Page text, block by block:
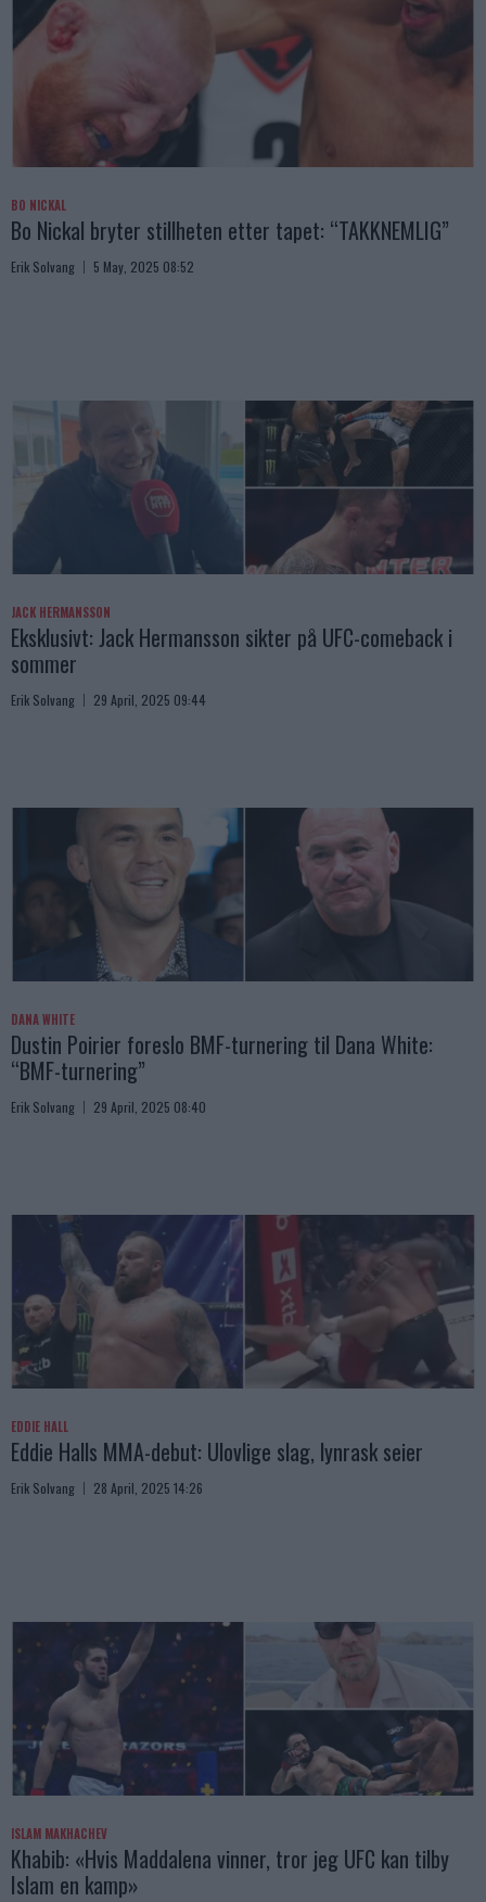
BO NICKAL
Bo Nickal bryter stillheten etter tapet: “TAKKNEMLIG”
Erik Solvang 5 May, 2025 08:52
JACK HERMANSSON
Eksklusivt: Jack Hermansson sikter på UFC-comeback i
sommer
Erik Solvang 29 April, 2025 09:44
DANA WHITE
Dustin Poirier foreslo BMF-turnering til Dana White:
“BMF-turnering”
Erik Solvang 29 April, 2025 08:40
EDDIE HALL
Eddie Halls MMA-debut: Ulovlige slag, lynrask seier
Erik Solvang 28 April, 2025 14:26
ISLAM MAKHACHEV
Khabib: «Hvis Maddalena vinner, tror jeg UFC kan tilby
Islam en kamp»